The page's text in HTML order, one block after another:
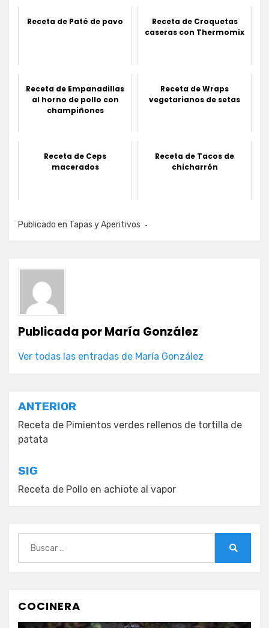
Receta de Paté de pavo
Receta de Croquetas
caseras con Thermomix
Receta de Empanadillas
al horno de pollo con
champiñones
Receta de Wraps
vegetarianos de setas
Receta de Ceps
macerados
Receta de Tacos de
chicharrón
Publicado en Tapas y Aperitivos
Publicada porMaría González
Ver todas las entradas de María González
Navegación
de
entradas
ANTERIOR
Receta de Pimientos verdes rellenos de tortilla de
patata
SIG
Receta de Pollo en achiote al vapor
COCINERA